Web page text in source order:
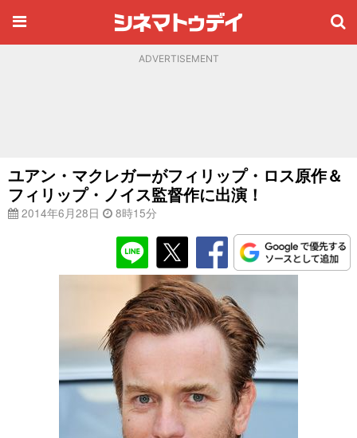
ADVERTISEMENT
ユアン・マクレガーがフィリップ・ロス原作＆
フィリップ・ノイス監督作に出演！
2014年6月28日 8時15分